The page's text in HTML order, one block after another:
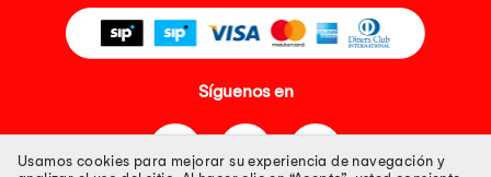
Síguenos en
Usamos cookies para mejorar su experiencia de navegación y